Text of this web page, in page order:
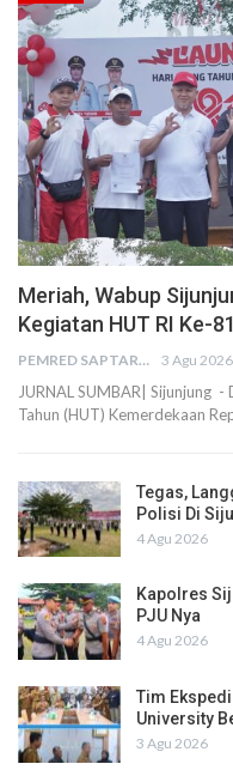
Meriah, Wabup
Kegiatan HUT RI Ke-
PEMRED SAPTARIUS 3 Agu 2026
JURNAL SUMBAR| Sijunjung
Tahun (HUT) Kemerdekaan
Tegas,
Polisi Di
4 Agu 2026
Kapolres
PJU Nya
4 Agu 2026
Tim
University
3 Agu 2026